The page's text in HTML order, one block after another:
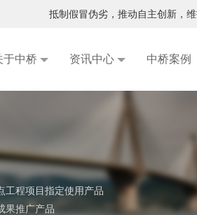
抵制假冒伪劣，推动自主创新，维
于中桥 资讯中心 中桥案例
工程项目指定使用产品
果推广产品